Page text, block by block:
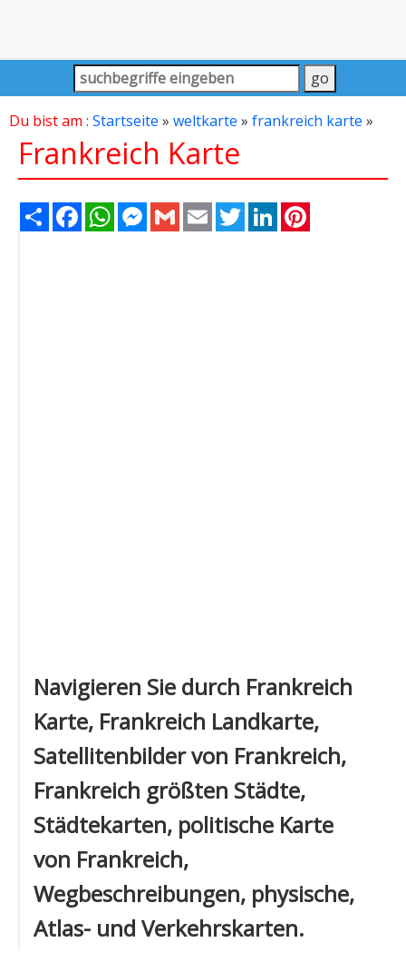
Du bist am : Startseite » weltkarte » frankreich karte »
Frankreich Karte
Share FacebookWhatsAppMessenger
Gmail Email TwitterLinkedIn
Navigieren Sie durch Frankreich
Karte, Frankreich Landkarte,
Satellitenbilder von Frankreich,
Frankreich größten Städte,
Städtekarten, politische Karte
von Frankreich,
Wegbeschreibungen, physische,
Atlas- und Verkehrskarten.